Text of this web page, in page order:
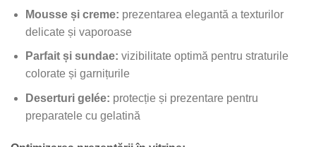
Mousse și creme: prezentarea elegantă a texturilor
delicate și vaporoase
Parfait și sundae: vizibilitate optimă pentru straturile
colorate și garnițurile
Deserturi gelée: protecție și prezentare pentru
preparatele cu gelatină